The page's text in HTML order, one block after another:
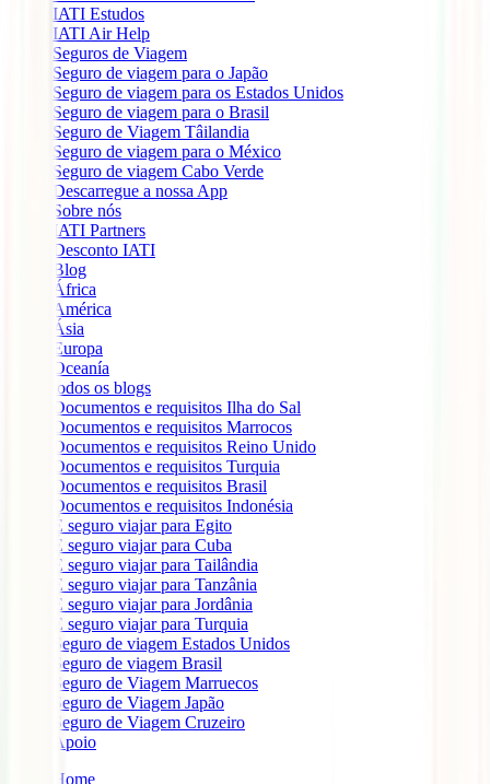
IATI Estudos
IATI Air Help
Seguros de Viagem
Seguro de viagem para o Japão
Seguro de viagem para os Estados Unidos
Seguro de viagem para o Brasil
Seguro de Viagem Tâilandia
Seguro de viagem para o México
Seguro de viagem Cabo Verde
Descarregue a nossa App
Sobre nós
IATI Partners
Desconto IATI
Blog
África
América
Ásia
Europa
Oceanía
todos os blogs
Documentos e requisitos Ilha do Sal
Documentos e requisitos Marrocos
Documentos e requisitos Reino Unido
Documentos e requisitos Turquia
Documentos e requisitos Brasil
Documentos e requisitos Indonésia
É seguro viajar para Egito
É seguro viajar para Cuba
É seguro viajar para Tailândia
É seguro viajar para Tanzânia
É seguro viajar para Jordânia
É seguro viajar para Turquia
Seguro de viagem Estados Unidos
Seguro de viagem Brasil
Seguro de Viagem Marruecos
Seguro de Viagem Japão
Seguro de Viagem Cruzeiro
Apoio
Home